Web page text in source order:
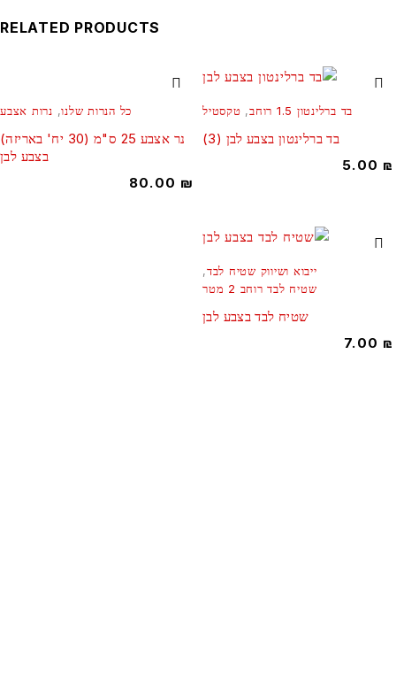
RELATED PRODUCTS
בד ברלינטון 1.5 רוחב , טקסטיל
בד ברלינטון בצבע לבן (3)
5.00
כל הנרות שלנו, נרות אצבע
נר אצבע 25 ס"מ (30 יח' באריזה)
בצבע לבן
80.00₪
ייבוא ושיווק שטיח לבד,
שטיח לבד רוחב 2 מטר
שטיח לבד בצבע לבן
7.00